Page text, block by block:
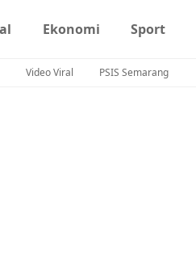
Ekonomi Sport
Video Viral PSIS Semarang